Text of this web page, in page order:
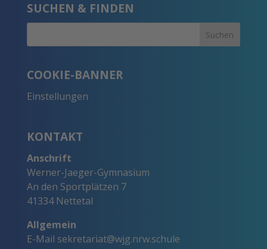
SUCHEN & FINDEN
COOKIE-BANNER
Einstellungen
KONTAKT
Anschrift
Werner-Jaeger-Gymnasium
An den Sportplätzen 7
41334 Nettetal
Allgemein
E-Mail sekretariat@wjg.nrw.schule